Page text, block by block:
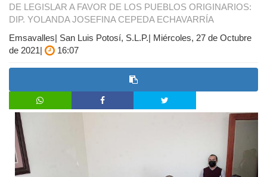
DE LEGISLAR A FAVOR DE LOS PUEBLOS ORIGINARIOS:
DIP. YOLANDA JOSEFINA CEPEDA ECHAVARRÍA
Emsavalles| San Luis Potosí, S.L.P.| Miércoles, 27 de Octubre
de 2021|
16:07